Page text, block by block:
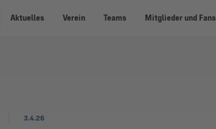
Aktuelles Verein Teams Mitglieder und Fans
3.4.26